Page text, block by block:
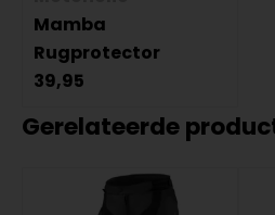
Mamba
Rugprotector
39,95
Gerelateerde